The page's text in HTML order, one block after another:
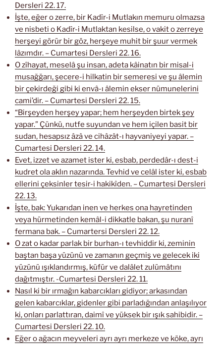
Dersleri 22. 17.
İşte, eğer o zerre, bir Kadîr-i Mutlakın memuru olmazsa
ve nisbeti o Kadîr-i Mutlaktan kesilse, o vakit o zerreye
herşeyi görür bir göz, herşeye muhit bir şuur vermek
lâzımdır. – Cumartesi Dersleri 22. 16.
O zîhayat, meselâ şu insan, adeta kâinatın bir misal-i
musağğarı, şecere-i hilkatin bir semeresi ve şu âlemin
bir çekirdeği gibi ki envâ-ı âlemin ekser nümunelerini
cami’dir. – Cumartesi Dersleri 22. 15.
“Birşeyden herşey yapar; hem herşeyden birtek şey
yapar.” Çünkü, nutfe suyundan ve hem içilen basit bir
sudan, hesapsız âzâ ve cihâzât-ı hayvaniyeyi yapar. –
Cumartesi Dersleri 22. 14.
Evet, izzet ve azamet ister ki, esbab, perdedâr-ı dest-i
kudret ola aklın nazarında. Tevhid ve celâl ister ki, esbab
ellerini çeksinler tesir-i hakikîden. – Cumartesi Dersleri
22. 13.
İşte, bak: Yukarıdan inen ve herkes ona hayretinden
veya hürmetinden kemâl-i dikkatle bakan, şu nuranî
fermana bak. – Cumartersi Dersleri 22. 12.
O zat o kadar parlak bir burhan-ı tevhiddir ki, zeminin
baştan başa yüzünü ve zamanın geçmiş ve gelecek iki
yüzünü ışıklandırmış, küfür ve dalâlet zulümâtını
dağıtmıştır. -Cumartesi Dersleri 22. 11.
Nasıl ki bir ırmağın kabarcıkları gidiyor; arkasından
gelen kabarcıklar, gidenler gibi parladığından anlaşılıyor
ki, onları parlattıran, daimî ve yüksek bir ışık sahibidir. –
Cumartesi Dersleri 22. 10.
Eğer o ağacın meyveleri ayrı ayrı merkeze ve köke, ayrı